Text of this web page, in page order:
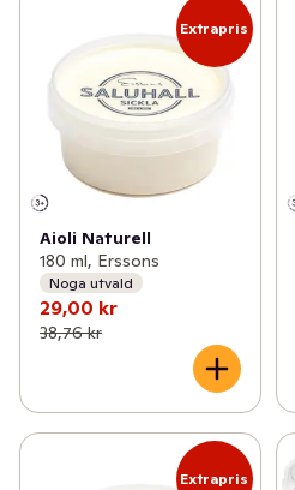
Hollandaisesås (4)
Mangorajasås
✓ Brunsås (1)
✓ Hovmästarsås
✓ Kebabsås
Extrapris
Aioli Naturell
180 ml, Erssons
Noga utvald
29,00 kr
38,76 kr
Extrapris